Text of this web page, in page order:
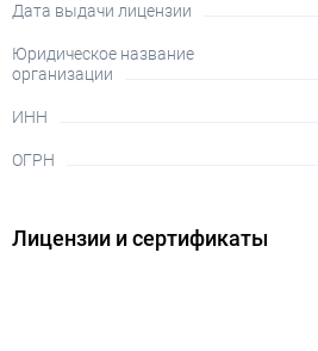
Дата выдачи лицензии
Юридическое название
организации
ИНН
ОГРН
Лицензии и сертификаты